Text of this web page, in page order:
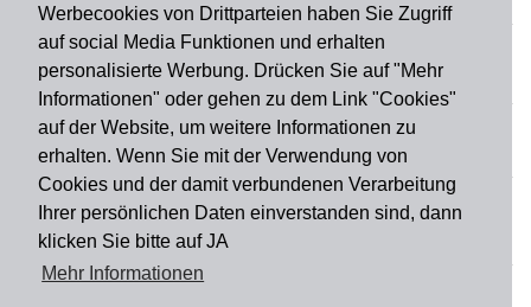
Werbecookies von Drittparteien haben Sie Zugriff
auf social Media Funktionen und erhalten
personalisierte Werbung. Drücken Sie auf "Mehr
Informationen" oder gehen zu dem Link "Cookies"
auf der Website, um weitere Informationen zu
erhalten. Wenn Sie mit der Verwendung von
Cookies und der damit verbundenen Verarbeitung
Ihrer persönlichen Daten einverstanden sind, dann
klicken Sie bitte auf JA
Mehr Informationen
Zahlungsart
Versandart
Du findest uns auch auf
Informationen
Impressum Widerruf